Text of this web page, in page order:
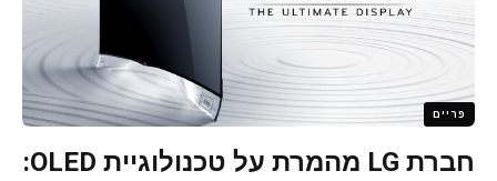
פריים
חברת LG מהמרת על טכנולוגיית OLED: